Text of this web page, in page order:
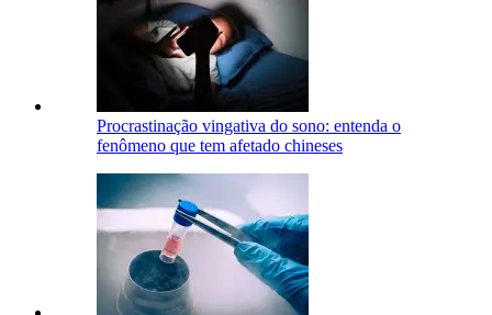
Procrastinação vingativa do sono: entenda o
fenômeno que tem afetado chineses